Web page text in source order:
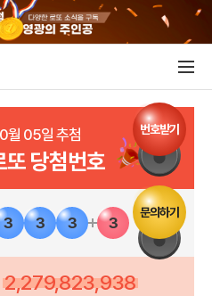
번호받기
문의하기
월 05일 추첨
또 당첨번호
3 3 3 3
2,279,823,938